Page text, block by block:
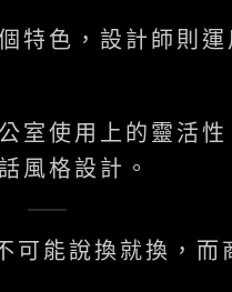
特色，設計師則
室使用上的靈活
風格設計。
能說換就換，